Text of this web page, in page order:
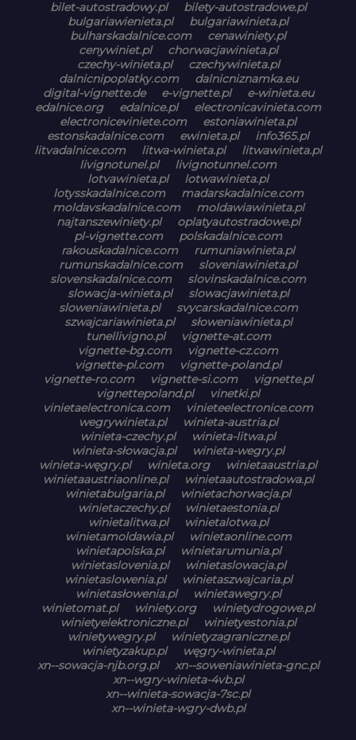
bilet-autostradowy.pl
bilety-autostradowe.pl
bulgariawienieta.pl
bulgariawinieta.pl
bulharskadalnice.com
cenawiniety.pl
cenywiniet.pl
chorwacjawinieta.pl
czechy-winieta.pl
czechywinieta.pl
dalnicnipoplatky.com
dalnicniznamka.eu
digital-vignette.de
e-vignette.pl
e-winieta.eu
edalnice.org
edalnice.pl
electronicavinieta.com
electroniceviniete.com
estoniawinieta.pl
estonskadalnice.com
ewinieta.pl
info365.pl
litvadalnice.com
litwa-winieta.pl
litwawinieta.pl
livignotunel.pl
livignotunnel.com
lotvawinieta.pl
lotwawinieta.pl
lotysskadalnice.com
madarskadalnice.com
moldavskadalnice.com
moldawiawinieta.pl
najtanszewiniety.pl
oplatyautostradowe.pl
pl-vignette.com
polskadalnice.com
rakouskadalnice.com
rumuniawinieta.pl
rumunskadalnice.com
sloveniawinieta.pl
slovenskadalnice.com
slovinskadalnice.com
slowacja-winieta.pl
slowacjawinieta.pl
sloweniawinieta.pl
svycarskadalnice.com
szwajcariawinieta.pl
słoweniawinieta.pl
tunellivigno.pl
vignette-at.com
vignette-bg.com
vignette-cz.com
vignette-pl.com
vignette-poland.pl
vignette-ro.com
vignette-si.com
vignette.pl
vignettepoland.pl
vinetki.pl
vinietaelectronica.com
vinieteelectronice.com
wegrywinieta.pl
winieta-austria.pl
winieta-czechy.pl
winieta-litwa.pl
winieta-słowacja.pl
winieta-wegry.pl
winieta-węgry.pl
winieta.org
winietaaustria.pl
winietaaustriaonline.pl
winietaautostradowa.pl
winietabulgaria.pl
winietachorwacja.pl
winietaczechy.pl
winietaestonia.pl
winietalitwa.pl
winietalotwa.pl
winietamoldawia.pl
winietaonline.com
winietapolska.pl
winietarumunia.pl
winietaslovenia.pl
winietaslowacja.pl
winietaslowenia.pl
winietaszwajcaria.pl
winietasłowenia.pl
winietawegry.pl
winietomat.pl
winiety.org
winietydrogowe.pl
winietyelektroniczne.pl
winietyestonia.pl
winietywegry.pl
winietyzagraniczne.pl
winietyzakup.pl
węgry-winieta.pl
xn--sowacja-njb.org.pl
xn--soweniawinieta-gnc.pl
xn--wgry-winieta-4vb.pl
xn--winieta-sowacja-7sc.pl
xn--winieta-wgry-dwb.pl